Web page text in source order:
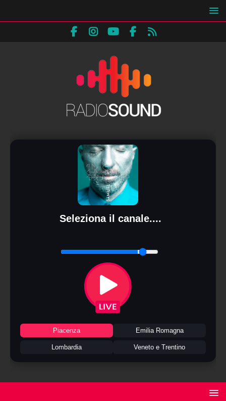
Seleziona il canale....
Piacenza Emilia Romagna
Lombardia Veneto e Trentino